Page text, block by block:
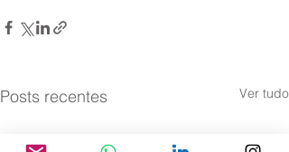
Posts recentes Ver tudo